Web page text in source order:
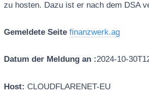
zu hosten. Dazu ist er nach dem DSA
Gemeldete Seite finanzwerk.ag
Datum der Meldung an :2024-10-
Host: CLOUDFLARENET-EU